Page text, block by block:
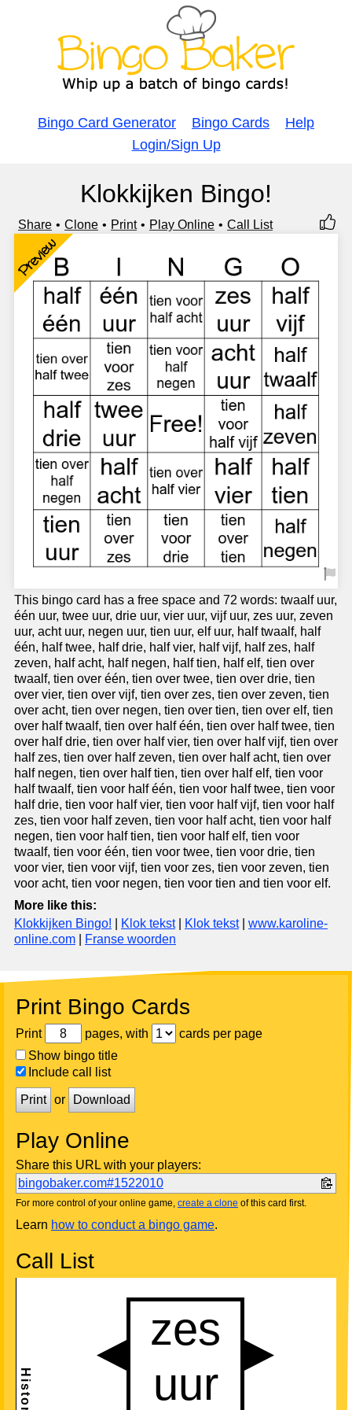
Bingo Card Generator Bingo Cards
Help
Login/Sign Up
Klokkijken Bingo!
Share Clone Print Play Online Call List
Preview
This bingo card has a free space and 72 words: twaalf uur,
één uur, twee uur, drie uur, vier uur, vijf uur, zes uur, zeven
uur, acht uur, negen uur, tien uur, elf uur, half twaalf, half
één, half twee, half drie, half vier, half vijf, half zes, half
zeven, half acht, half negen, half tien, half elf, tien over
twaalf, tien over één, tien over twee, tien over drie, tien
over vier, tien over vijf, tien over zes, tien over zeven, tien
over acht, tien over negen, tien over tien, tien over elf, tien
over half twaalf, tien over half één, tien over half twee, tien
over half drie, tien over half vier, tien over half vijf, tien over
half zes, tien over half zeven, tien over half acht, tien over
half negen, tien over half tien, tien over half elf, tien voor
half twaalf, tien voor half één, tien voor half twee, tien voor
half drie, tien voor half vier, tien voor half vijf, tien voor half
zes, tien voor half zeven, tien voor half acht, tien voor half
negen, tien voor half tien, tien voor half elf, tien voor
twaalf, tien voor één, tien voor twee, tien voor drie, tien
voor vier, tien voor vijf, tien voor zes, tien voor zeven, tien
voor acht, tien voor negen, tien voor tien and tien voor elf.
More like this:
Klokkijken Bingo!
Klok tekst| Klok tekst| www.karoline-
online.com
Franse woorden
Print Bingo Cards
Print pages, with
cards per page
Show bingo title
Include call list
Print or Download
Play Online
Share this URL with your players:
bingobaker.com#1522010
For more control of your online game, create a clone of this card first.
Learn how to conduct a bingo game.
Call List